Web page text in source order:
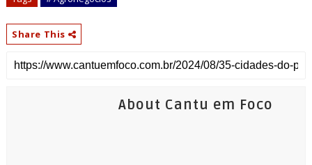
Share This
About Cantu em Foco